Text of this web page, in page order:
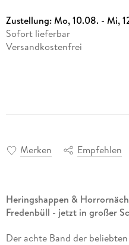
Zustellung:Mo, 10.08. - Mi,
Sofort lieferbar
Versandkostenfrei
Merken Empfehlen
Heringshappen &
Fredenbüll - jetzt in großer
Der achte Band der